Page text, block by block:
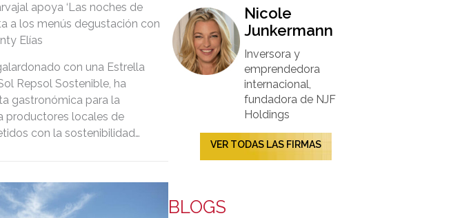
apoya ‘Las noches de
a los menús degustación con
Elías
con una Estrella
Repsol Sostenible, ha
gastronómica para la
productores locales de
con la sostenibilidad
Nicole
Junkermann​
Inversora y
emprendedora
internacional,
fundadora de NJF
Holdings
VER TODAS LAS FIRMAS
BLOGS